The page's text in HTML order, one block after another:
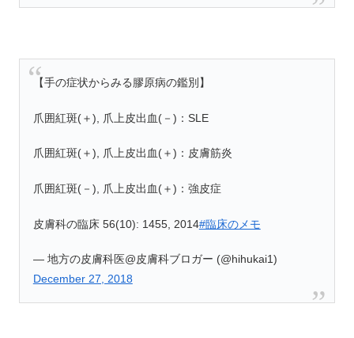
【手の症状からみる膠原病の鑑別】
爪囲紅斑(＋), 爪上皮出血(－)：SLE
爪囲紅斑(＋), 爪上皮出血(＋)：皮膚筋炎
爪囲紅斑(－), 爪上皮出血(＋)：強皮症
皮膚科の臨床 56(10): 1455, 2014#臨床のメモ
— 地方の皮膚科医@皮膚科ブロガー (@hihukai1)
December 27, 2018